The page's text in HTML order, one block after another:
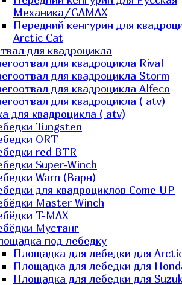
Механика/GAMAX
Передний кенгурин для
Arctic Cat
для квадроцикла
для квадроцикла Rival
для квадроцикла Storm
для квадроцикла Alfeco
для квадроцикла ( atv)
для квадроцикла ( atv)
Tungsten
ORT
red BTR
Super-Winch
Warn (Варн)
для квадроциклов Come UP
Master Winch
T-MAX
Мустанг
под лебедку
Площадка для лебедки для
Площадка для лебедки для
Площадка для лебедки для